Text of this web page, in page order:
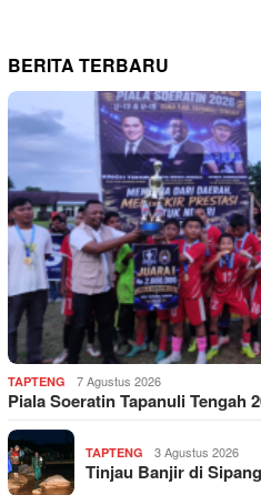
BERITA TERBARU
TAPTENG 7 Agustus 2026
Piala Soeratin Tapanuli Tengah
TAPTENG 3 Agustus 2026
Tinjau Banjir di